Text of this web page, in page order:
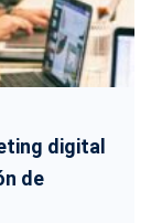
digital
de